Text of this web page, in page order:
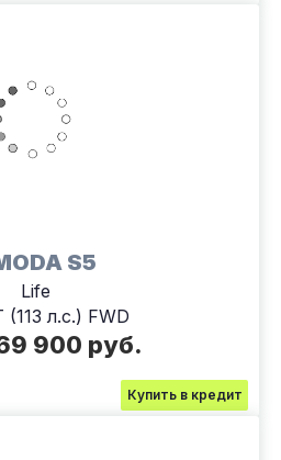
S5
Life
(113 л.с.) FWD
900 руб.
Купить в кредит